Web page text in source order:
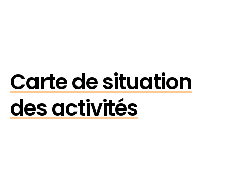
Carte de situation
des activités